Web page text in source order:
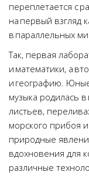
переплетается с
на первый взгляд
в параллельных
Так, первая
и математики, а
и географию.
музыка родилась
листьев,
морского прибоя
природные
вдохновения для
различные